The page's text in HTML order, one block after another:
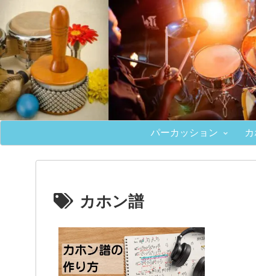
パーカッション
カホン譜